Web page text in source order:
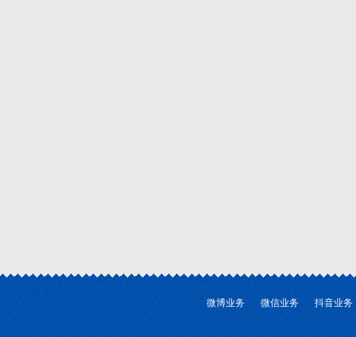
微博业务 微信业务 抖音业务